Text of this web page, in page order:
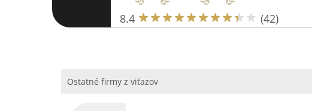
8.4 (42)
Ostatné firmy z viťazov